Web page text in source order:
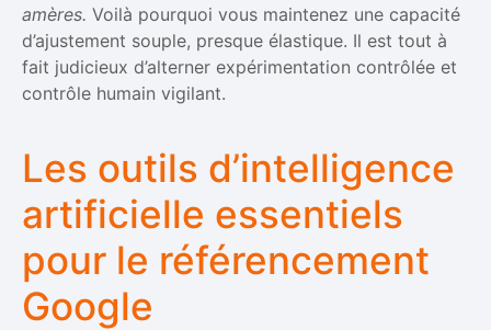
amères. Voilà pourquoi vous maintenez une capacité
d’ajustement souple, presque élastique. Il est tout à
fait judicieux d’alterner expérimentation contrôlée et
contrôle humain vigilant.
Les outils d’intelligence
artificielle essentiels
pour le référencement
Google